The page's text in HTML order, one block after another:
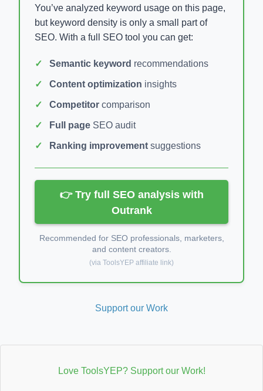
You’ve analyzed keyword usage on this page,
but keyword density is only a small part of
SEO. With a full SEO tool you can get:
Semantic keyword recommendations
Content optimization insights
Competitor comparison
Full page SEO audit
Ranking improvement suggestions
👉 Try full SEO analysis with
Outrank
Recommended for SEO professionals, marketers,
and content creators.
(via ToolsYEP affiliate link)
Support our Work
Love ToolsYEP? Support our Work!